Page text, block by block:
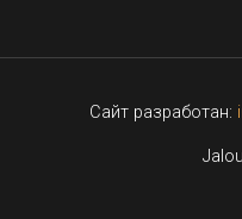
Сайт разработан: